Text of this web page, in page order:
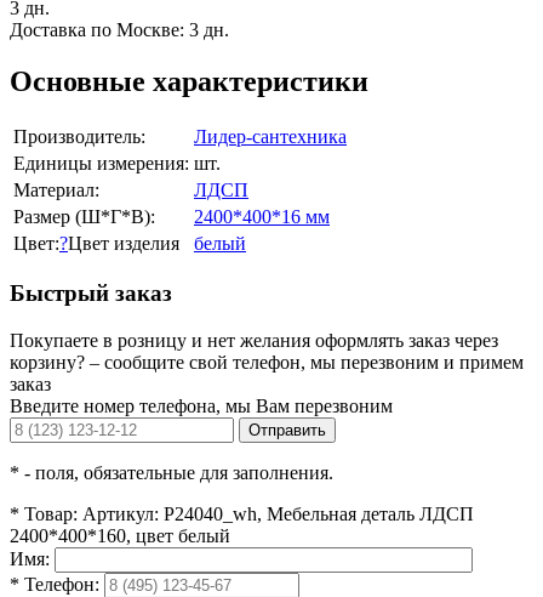
3 дн.
Доставка по Москве: 3 дн.
Основные характеристики
Производитель:
Лидер-сантехника
Единицы измерения: шт.
Материал:
ЛДСП
Размер (Ш*Г*В):
2400*400*16 мм
Цвет:?Цвет изделия белый
Быстрый заказ
Покупаете в розницу и нет желания оформлять заказ через
корзину? – сообщите свой телефон, мы перезвоним и примем
заказ
Введите номер телефона, мы Вам перезвоним
Отправить
* - поля, обязательные для заполнения.
* Товар: Артикул: P24040_wh, Мебельная деталь ЛДСП
2400*400*160, цвет белый
Имя:
* Телефон: